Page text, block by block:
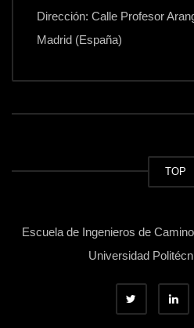
Dirección: Calle Profesor
Madrid (España)
TOP
Escuela de Ingenieros de
Universidad